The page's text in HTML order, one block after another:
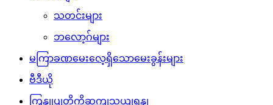
သတင်းများ
ဘလော့ဂ်များ
မကြာခဏမေးလေ့ရှိသောမေးခွန်းများ
ဗီဒီယို
ကြှနျုပျတို့ကိုဆကျသှယျရနျ